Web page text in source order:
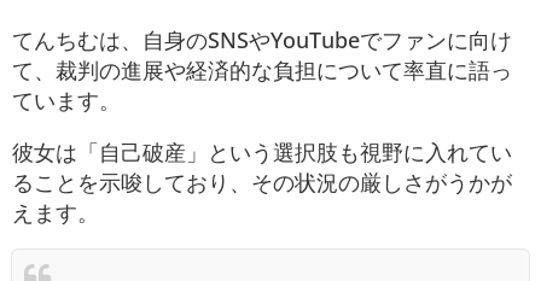
てんちむは、自身のSNSやYouTubeでファンに向け
て、裁判の進展や経済的な負担について率直に語っ
ています。
彼女は「自己破産」という選択肢も視野に入れてい
ることを示唆しており、その状況の厳しさがうかが
えます。